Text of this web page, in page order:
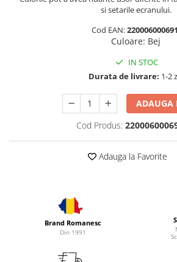
si setarile ecranului.
Cod EAN:
Culoare: Bej
IN STOC
Durata de livrare: 1-2
ADAUGA
Cod Produs:
Adauga la Favorite
Brand Romanesc
Din 1991